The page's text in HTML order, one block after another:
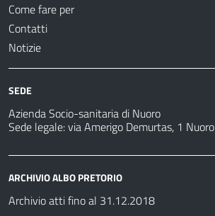
Come fare per
Contatti
Notizie
SEDE
Azienda Socio-sanitaria di Nuoro
Sede legale: via Amerigo Demurtas, 1 Nuoro
ARCHIVIO ALBO PRETORIO
Archivio atti fino al 31.12.2018